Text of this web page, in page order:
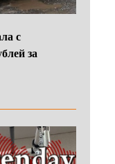
с
за